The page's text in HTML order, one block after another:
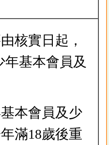
核實日起，
基本會員及
本會員及少
滿18歲後重